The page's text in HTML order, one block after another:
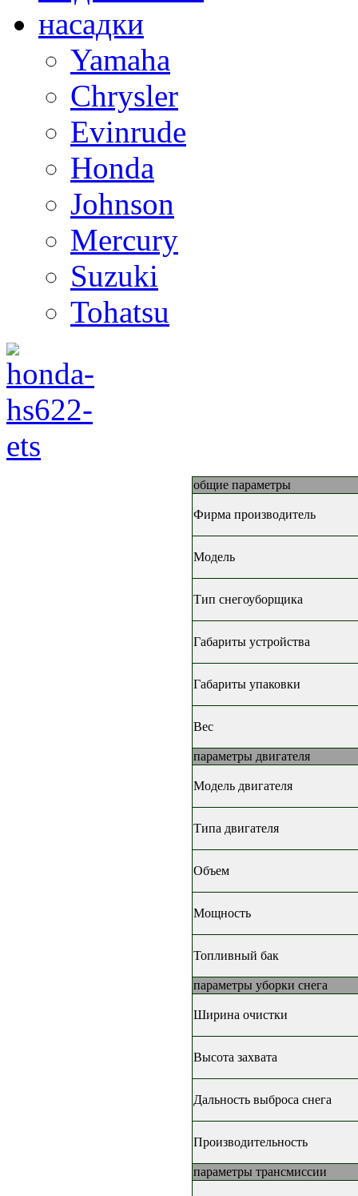
Yamaha
Chrysler
Evinrude
Honda
Johnson
Mercury
Suzuki
Tohatsu
общие параметры
Фирма производитель
Модель
Тип снегоуборщика
Габариты устройства
Габариты упаковки
Вес
параметры двигателя
Модель двигателя
Типа двигателя
Объем
Мощность
Топливный бак
параметры уборки снега
Ширина очистки
Высота захвата
Дальность выброса снега
Производительность
параметры трансмиссии